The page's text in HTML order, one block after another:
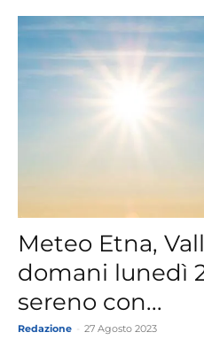
Meteo Etna,
domani lunedì
sereno con...
Redazione 27 Agosto 2023